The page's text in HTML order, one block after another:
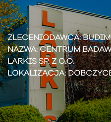
ZLECENIODAWCA:
NAZWA: CENTRUM
LARKIS SP. Z O.O.
LOKALIZACJA: